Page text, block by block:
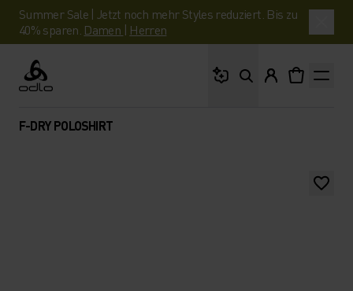
Summer Sale | Jetzt noch mehr Styles reduziert. Bis zu
40% sparen. Damen | Herren
Odlo
F-DRY POLOSHIRT